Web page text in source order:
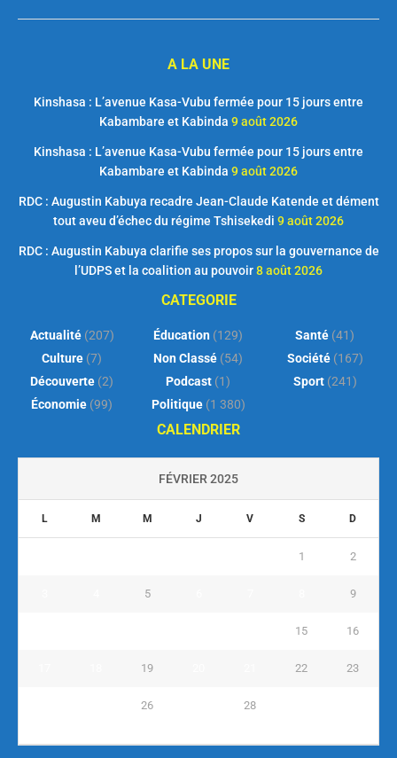
A LA UNE
Kinshasa : L’avenue Kasa-Vubu fermée pour 15 jours entre
Kabambare et Kabinda 9 août 2026
Kinshasa : L’avenue Kasa-Vubu fermée pour 15 jours entre
Kabambare et Kabinda 9 août 2026
RDC : Augustin Kabuya recadre Jean-Claude Katende et dément
tout aveu d’échec du régime Tshisekedi 9 août 2026
RDC : Augustin Kabuya clarifie ses propos sur la gouvernance de
l’UDPS et la coalition au pouvoir8 août 2026
CATEGORIE
Actualité(207)
Culture (7)
Découverte (2)
Économie (99)
Éducation (129)
Non Classé (54)
Podcast (1)
Politique(1 380)
Santé (41)
Société(167)
Sport(241)
CALENDRIER
FÉVRIER 2025
L M M J V S D
1 2
5 9
15 16
19 22 23
26 28